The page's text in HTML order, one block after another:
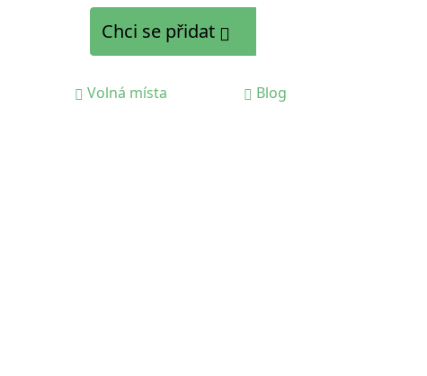
Chci se přidat
Volná místa Blog